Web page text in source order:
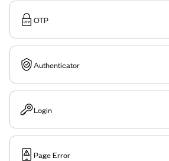
OTP
Authenticator
Login
Page Error